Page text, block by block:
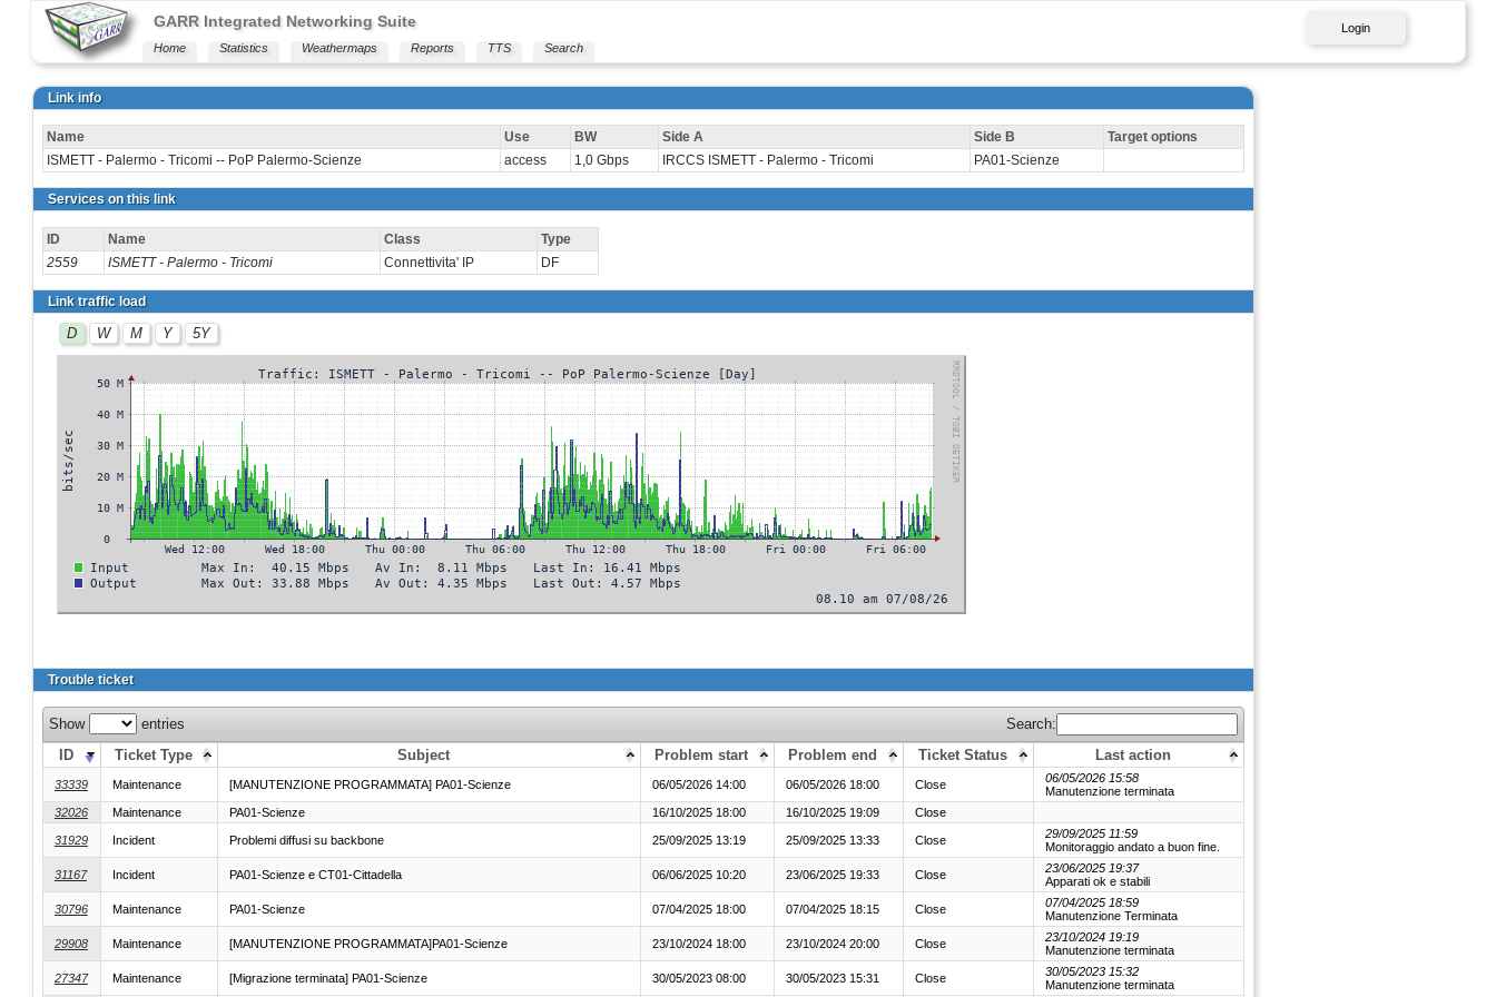
GARR Integrated Networking Suite
Login
Home
Statistics Weathermaps Reports TTS Search
Link info
Name Use BW Side A Side B
Target options
ISMETT - Palermo - Tricomi -- PoP Palermo-Scienze
access 1,0 Gbps IRCCS ISMETT - Palermo - Tricomi PA01-Scienze
Services on this link
ID Name Class
Type
2559
ISMETT - Palermo - Tricomi Connettivita' IP DF
Link traffic load
D W M Y 5Y
Trouble ticket
Show entries
Search:
ID
Ticket Type Subject Problem start Problem end Ticket Status Last action
33339 Maintenance [MANUTENZIONE PROGRAMMATA] PA01-Scienze 06/05/2026 14:00 06/05/2026 18:00 Close
06/05/2026 15:58
Manutenzione terminata
32026
Maintenance PA01-Scienze 16/10/2025 18:00 16/10/2025 19:09 Close
31929 Incident Problemi diffusi su backbone 25/09/2025 13:19 25/09/2025 13:33 Close
29/09/2025 11:59
Monitoraggio andato a buon fine.
31167 Incident PA01-Scienze e CT01-Cittadella 06/06/2025 10:20 23/06/2025 19:33 Close
23/06/2025 19:37
Apparati ok e stabili
30796 Maintenance PA01-Scienze 07/04/2025 18:00 07/04/2025 18:15 Close
07/04/2025 18:59
Manutenzione Terminata
29908 Maintenance [MANUTENZIONE PROGRAMMATA]PA01-Scienze 23/10/2024 18:00 23/10/2024 20:00 Close
23/10/2024 19:19
Manutenzione terminata
27347 Maintenance [Migrazione terminata] PA01-Scienze 30/05/2023 08:00 30/05/2023 15:31 Close
30/05/2023 15:32
Manutenzione terminata